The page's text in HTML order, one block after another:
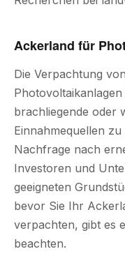
Ackerland für
Die Verpachtung
brachliegende oder
Einnahmequellen
Nachfrage nach
Investoren und
geeigneten
bevor Sie Ihr
verpachten, gibt es
beachten.